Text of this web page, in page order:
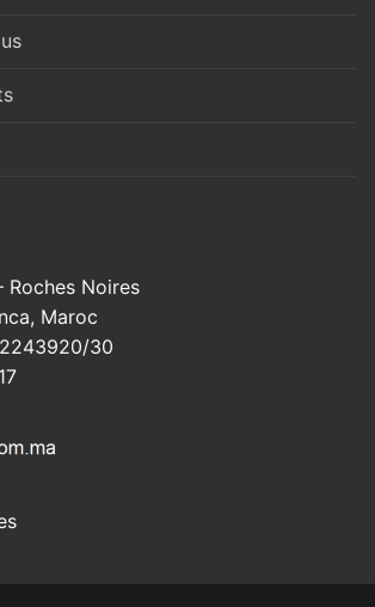
Roches Noires
Maroc
30